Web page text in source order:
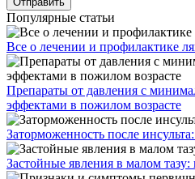
Популярные статьи
Все о лечении и профилактике
Препараты от давления с
эффектами в пожилом возрасте
Заторможенность после
Застойные явления в малом